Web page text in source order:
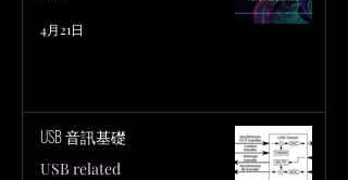
4月21日
USB 音訊基礎
USB related